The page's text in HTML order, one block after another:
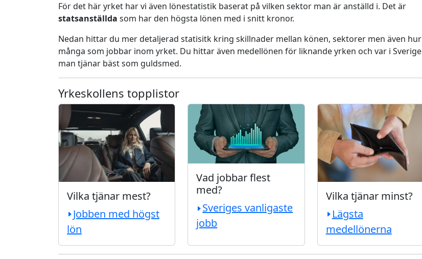
För det här yrket har vi även lönestatistik baserat på vilken sektor man är anställd i. Det är
statsanställda som har den högsta lönen med i snitt kronor.
Nedan hittar du mer detaljerad statisitk kring skillnader mellan könen, sektorer men även hur
många som jobbar inom yrket. Du hittar även medellönen för liknande yrken och var i Sverige
man tjänar bäst som guldsmed.
Yrkeskollens topplistor
Vilka tjänar mest?
Jobben med högst
lön
Vad jobbar flest
med?
Sveriges vanligaste
jobb
Vilka tjänar minst?
Lägsta
medellönerna